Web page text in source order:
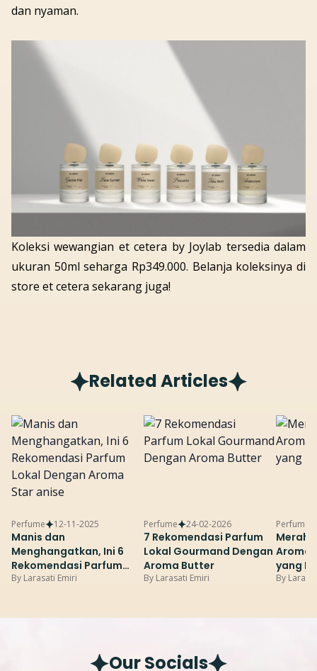
dan nyaman.
Koleksi wewangian et cetera by Joylab tersedia dalam
ukuran 50ml seharga Rp349.000. Belanja koleksinya di
store et cetera sekarang juga!
Related Articles
Perfume 12-11-2025
Manis dan
Menghangatkan, Ini 6
Rekomendasi Parfum
Lokal Dengan Aroma
By Larasati Emiri
Perfume 24-02-2026
7 Rekomendasi Parfum
Lokal Gourmand Dengan
Aroma Butter
By Larasati Emiri
Perfume
Merah
Aroma
yang
By
Our Socials